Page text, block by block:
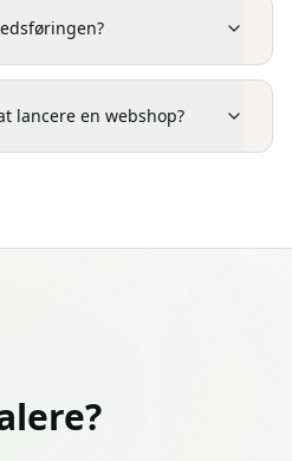
lancere en webshop?